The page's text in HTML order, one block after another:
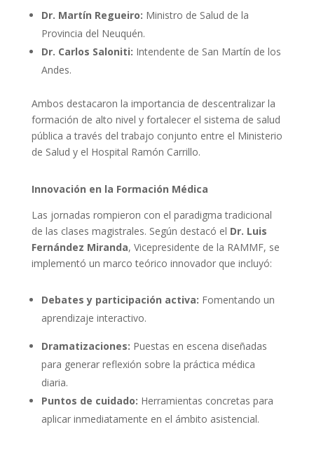
Dr. Martín Regueiro: Ministro de Salud de la
Provincia del Neuquén.
Dr. Carlos Saloniti: Intendente de San Martín de los
Andes.
Ambos destacaron la importancia de descentralizar la
formación de alto nivel y fortalecer el sistema de salud
pública a través del trabajo conjunto entre el Ministerio
de Salud y el Hospital Ramón Carrillo.
Innovación en la Formación Médica
Las jornadas rompieron con el paradigma tradicional
de las clases magistrales. Según destacó el Dr. Luis
Fernández Miranda, Vicepresidente de la RAMMF, se
implementó un marco teórico innovador que incluyó:
Debates y participación activa: Fomentando un
aprendizaje interactivo.
Dramatizaciones: Puestas en escena diseñadas
para generar reflexión sobre la práctica médica
diaria.
Puntos de cuidado: Herramientas concretas para
aplicar inmediatamente en el ámbito asistencial.